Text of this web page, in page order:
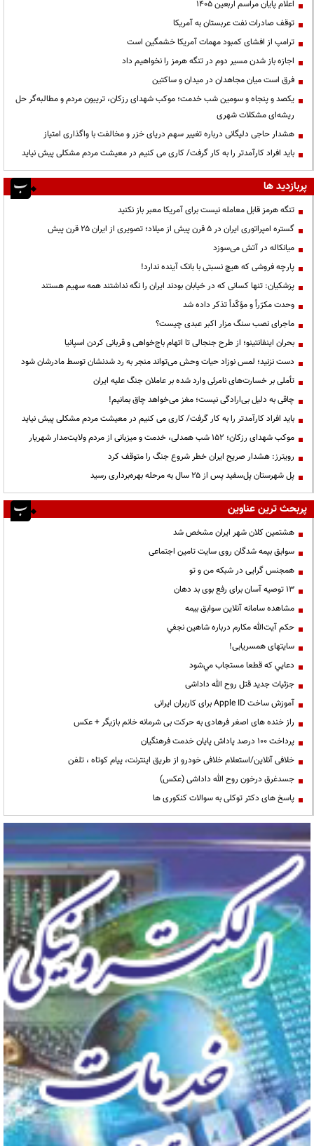
اعلام پایان مراسم اربعین ۱۴۰۵
توقف صادرات نفت عربستان به آمریکا
ترامپ از افشای کمبود مهمات آمریکا خشمگین است
اجازه باز شدن مسیر دوم در تنگه هرمز را نخواهیم داد
فرق است میان مجاهدان در میدان و ساکتین
یکصد و پنجاه و سومین شب خدمت؛ موکب شهدای رزکان، تریبون مردم و مطالبه‌گر حل
ریشه‌ای مشکلات شهری
هشدار حاجی دلیگانی درباره تغییر سهم دریای خزر و مخالفت با واگذاری امتیاز
باید افراد کارآمدتر را به کار گرفت/ کاری می کنیم در معیشت مردم مشکلی پیش نیاید
پربازدید ها
تنگه هرمز قابل معامله نیست برای آمریکا معبر باز نکنید
گستره امپراتوری ایران در ۵ قرن پیش از میلاد؛ تصویری از ایران ۲۵ قرن پیش
میانکاله در آتش می‌سوزد
پارچه فروشی که هیچ نسبتی با بانک آینده ندارد!
پزشکیان: تنها کسانی که در خیابان بودند ایران را نگه نداشتند همه سهیم هستند
وحدت مکرّراً و مؤکّداً تذکر داده شد
ماجرای نصب سنگ مزار اکبر عبدی چیست؟
بحران اینفانتینو؛ از طرح جنجالی تا اتهام باج‌خواهی و قربانی کردن اسپانیا
دست نزنید؛ لمس نوزاد حیات وحش می‌تواند منجر به رد شدنشان توسط مادرشان شود
تأملی بر خسارت‌های نامرئی وارد شده بر عاملان جنگ علیه ایران
چاقی به دلیل بی‌ارادگی نیست؛ مغز می‌خواهد چاق بمانیم!
باید افراد کارآمدتر را به کار گرفت/ کاری می کنیم در معیشت مردم مشکلی پیش نیاید
موکب شهدای رزکان؛ ۱۵۲ شب همدلی، خدمت و میزبانی از مردم ولایت‌مدار شهریار
رویترز: هشدار صریح ایران خطر شروع جنگ را متوقف کرد
پل شهرستان پل‌سفید پس از ۲۵ سال به مرحله بهره‌برداری رسید
پربحث ترین عناوین
هشتمین کلان شهر ایران مشخص شد
سوابق بیمه شدگان روی سایت تامین اجتماعی
همجنس گرایی در شبکه من و تو
13 توصیه آسان برای رفع بوی بد دهان
مشاهده سامانه آنلاين سوابق بیمه
حكم آيت‌الله مكارم درباره شاهين نجفي
سایتهای همسریابی!
دعايي كه قطعا مستجاب مي‌شود
جزئیات جدید قتل روح الله داداشی
آموزش ساخت Apple ID برای کاربران ایرانی
راز خنده های اصغر فرهادی به حرکت بی شرمانه خانم بازیگر + عکس
پرداخت ۱۰۰ درصد پاداش پایان خدمت فرهنگیان
خلافی آنلاین/استعلام خلافی خودرو از طریق اینترنت، پیام کوتاه ، تلفن
جسدغرق درخون روح الله داداشی (عکس)
پاسخ های دکتر توکلی به سوالات کنکوری ها